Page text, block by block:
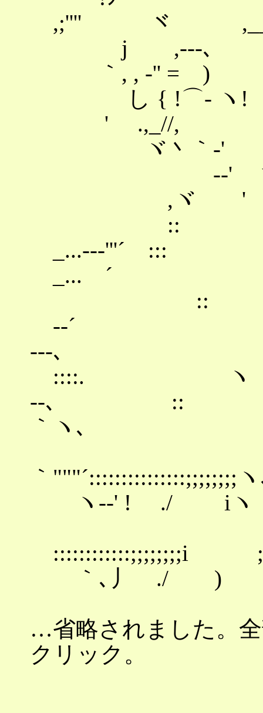
,;'''' ヾ
j ,-‐-､ i
｀, , ‐''
し { !⌒-
' .,_//
ヾ丶｀-
-‐'
,ヾ '
:: ヽ
_...-
_... ´
::
-‐´ ヽ
-‐-､
::::. ヽ !......:-
-‐､ :: ｀
｀ヽ､
｀
ヽ-‐' ! ./ iヽ
｀､丿 ./ )
…省略されました。
クリック。